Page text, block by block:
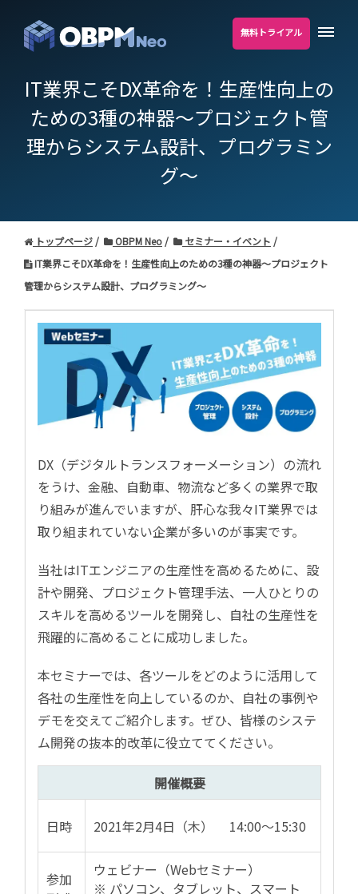
無料トライアル
IT業界こそDX革命を！生産性向上の
ための3種の神器～プロジェクト管
理からシステム設計、プログラミン
グ～
トップページ OBPM Neo
セミナー・イベント
IT業界こそDX革命を！生産性向上のための3種の神器～プロジェクト
管理からシステム設計、プログラミング～
DX（デジタルトランスフォーメーション）の流れ
をうけ、金融、自動車、物流など多くの業界で取
り組みが進んでいますが、肝心な我々IT業界では
取り組まれていない企業が多いのが事実です。
当社はITエンジニアの生産性を高めるために、設
計や開発、プロジェクト管理手法、一人ひとりの
スキルを高めるツールを開発し、自社の生産性を
飛躍的に高めることに成功しました。
本セミナーでは、各ツールをどのように活用して
各社の生産性を向上しているのか、自社の事例や
デモを交えてご紹介します。ぜひ、皆様のシステ
ム開発の抜本的改革に役立ててください。
開催概要
日時 2021年2月4日（木） 14:00～15:30
参加
ウェビナー（Webセミナー）
※ パソコン、タブレット、スマート